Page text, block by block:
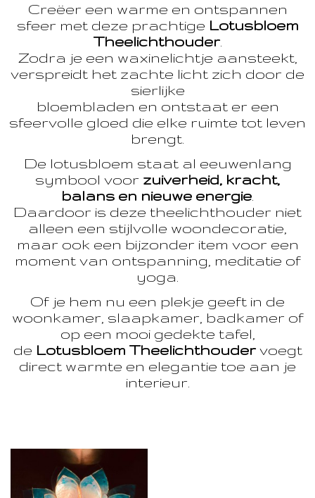
Creëer een warme en ontspannen
sfeer met deze prachtige Lotusbloem
Theelichthouder.
Zodra je een waxinelichtje aansteekt,
verspreidt het zachte licht zich door de
sierlijke
bloembladen en ontstaat er een
sfeervolle gloed die elke ruimte tot leven
brengt.
De lotusbloem staat al eeuwenlang
symbool voor zuiverheid, kracht,
balans en nieuwe energie
Daardoor is deze theelichthouder niet
alleen een stijlvolle woondecoratie,
maar ook een bijzonder item voor een
moment van ontspanning, meditatie of
yoga.
Of je hem nu een plekje geeft in de
woonkamer, slaapkamer, badkamer of
op een mooi gedekte tafel,
de Lotusbloem Theelichthoudervoegt
direct warmte en elegantie toe aan je
interieur.